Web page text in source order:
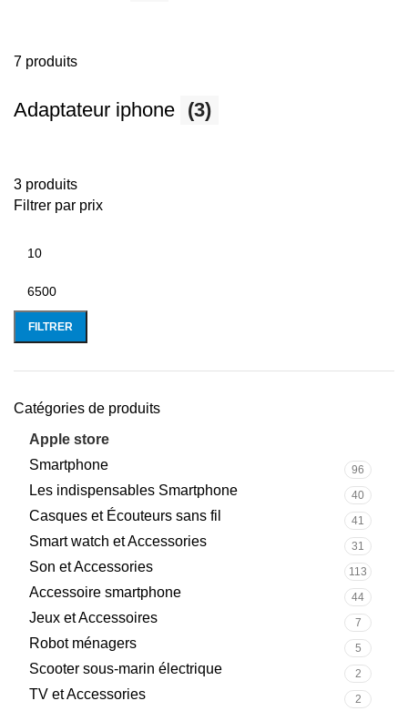
7 produits
Adaptateur iphone (3)
3 produits
Filtrer par prix
FILTRER
Catégories de produits
Apple store
Smartphone 96
Les indispensables Smartphone 40
Casques et Écouteurs sans fil 41
Smart watch et Accessories 31
Son et Accessories 113
Accessoire smartphone 44
Jeux et Accessoires 7
Robot ménagers 5
Scooter sous-marin électrique 2
TV et Accessories 2